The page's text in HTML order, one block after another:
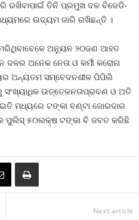
ରଖିବାପାଇଁ ତିନି ପ୍ରମୁଖ ଦଳ ବିଜେଡି-
ଉଦ୍ୟମ ଜାରି ରଖିଛନ୍ତି ।
ମରିଥିବାବେଳେ ଅନ୍ୟୁନ ୨୦ଜଣ ଆହତ
ଅନେକ ନେତା ଓ କର୍ମୀ କରୋନା
ଅନ୍ୟତମ ସମ୍ବେଦନଶୀଳ ପିପିଲି
ସଂଖ୍ୟାଧିକ ଉତ୍ତେଜନତାପ୍ରବଣ ଓ ଅତି
ମଧ୍ୟରେ ଟଙ୍କା ବଣ୍ଟା ଜୋରଦାର
ପୁଲିସ୍‍ ୫୦ଲକ୍ଷ ଟଙ୍କା ବି ଜବତ କରିଛି
Next article